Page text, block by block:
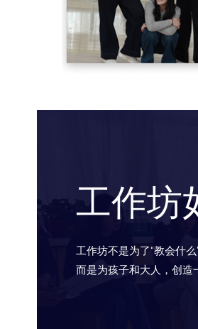
工作坊
工作坊不是为了“教会什么
而是为孩子和大人，创造